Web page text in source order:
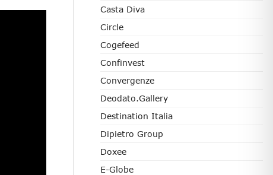
Casta Diva
Circle
Cogefeed
Confinvest
Convergenze
Deodato.Gallery
Destination Italia
Dipietro Group
Doxee
E-Globe